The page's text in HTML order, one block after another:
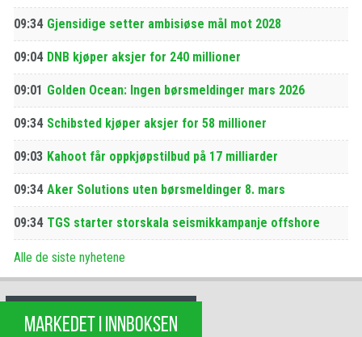
09:34 Gjensidige setter ambisiøse mål mot 2028
09:04 DNB kjøper aksjer for 240 millioner
09:01 Golden Ocean: Ingen børsmeldinger mars 2026
09:34 Schibsted kjøper aksjer for 58 millioner
09:03 Kahoot får oppkjøpstilbud på 17 milliarder
09:34 Aker Solutions uten børsmeldinger 8. mars
09:34 TGS starter storskala seismikkampanje offshore
Alle de siste nyhetene
MARKEDET I INNBOKSEN